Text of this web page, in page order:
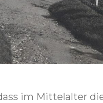
im Mittelalter